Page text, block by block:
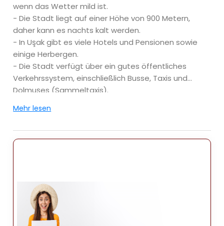
wenn das Wetter mild ist.
- Die Stadt liegt auf einer Höhe von 900 Metern,
daher kann es nachts kalt werden.
- In Uşak gibt es viele Hotels und Pensionen sowie
einige Herbergen.
- Die Stadt verfügt über ein gutes öffentliches
Verkehrssystem, einschließlich Busse, Taxis und
Dolmuşes (Sammeltaxis).
türkische als auch internationale Küche serviert.
Stätten, darunter die Uşak-Burg, das Uşak-Museum
- Besuchen Sie unbedingt die Uşak-Burg, die einen
atemberaubenden Blick auf die Stadt bietet.
- Machen Sie einen Spaziergang durch die Altstadt
Mehr lesen